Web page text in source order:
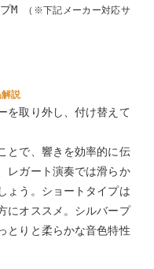
M
（※下記メーカー対応サ
説
を取り外し、付け替えて
とで、響きを効率的に伝
レガート演奏では滑らか
ょう。ショートタイプは
にオススメ。シルバープ
とりと柔らかな音色特性